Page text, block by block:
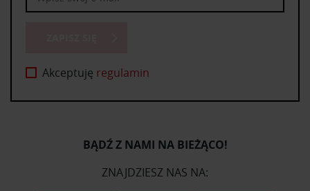
Akceptuję regulamin
BĄDŹ Z NAMI NA BIEŻĄCO!
ZNAJDZIESZ NAS NA: